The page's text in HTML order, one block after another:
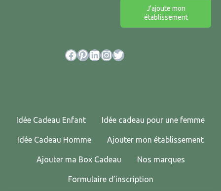
J'ajoute mon
établissement
Facebook Pinterest LinkedIn InstagramTwitter
Idée Cadeau Enfant Idée cadeau pour une femme
Idée Cadeau Homme Ajouter mon établissement
Ajouter ma Box Cadeau Nos marques
Formulaire d’inscription